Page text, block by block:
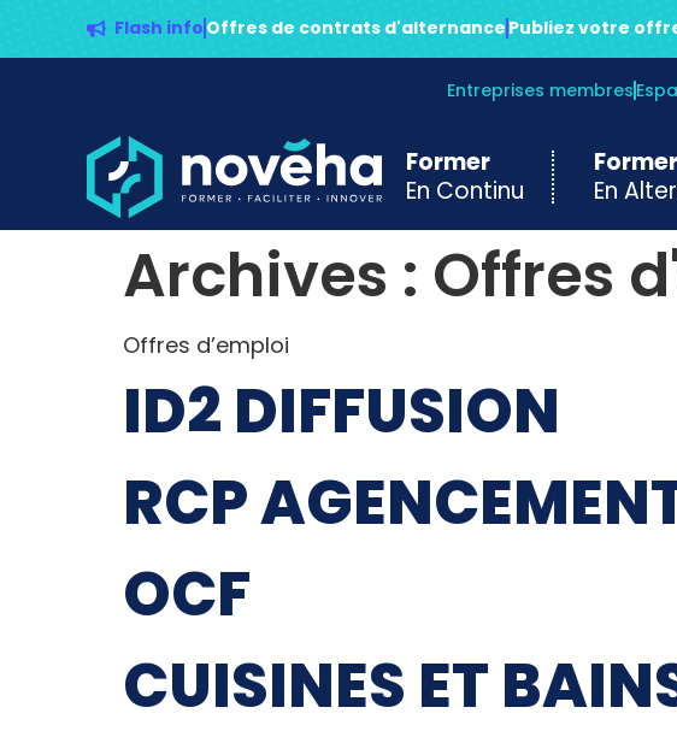
Flash info Offres de contrats d'alternance Publiez votre
Entreprises membres
Former
En Continu
Former
En
Archives : Offres
Offres d’emploi
ID2 DIFFUSION
RCP
OCF
CUISINES ET